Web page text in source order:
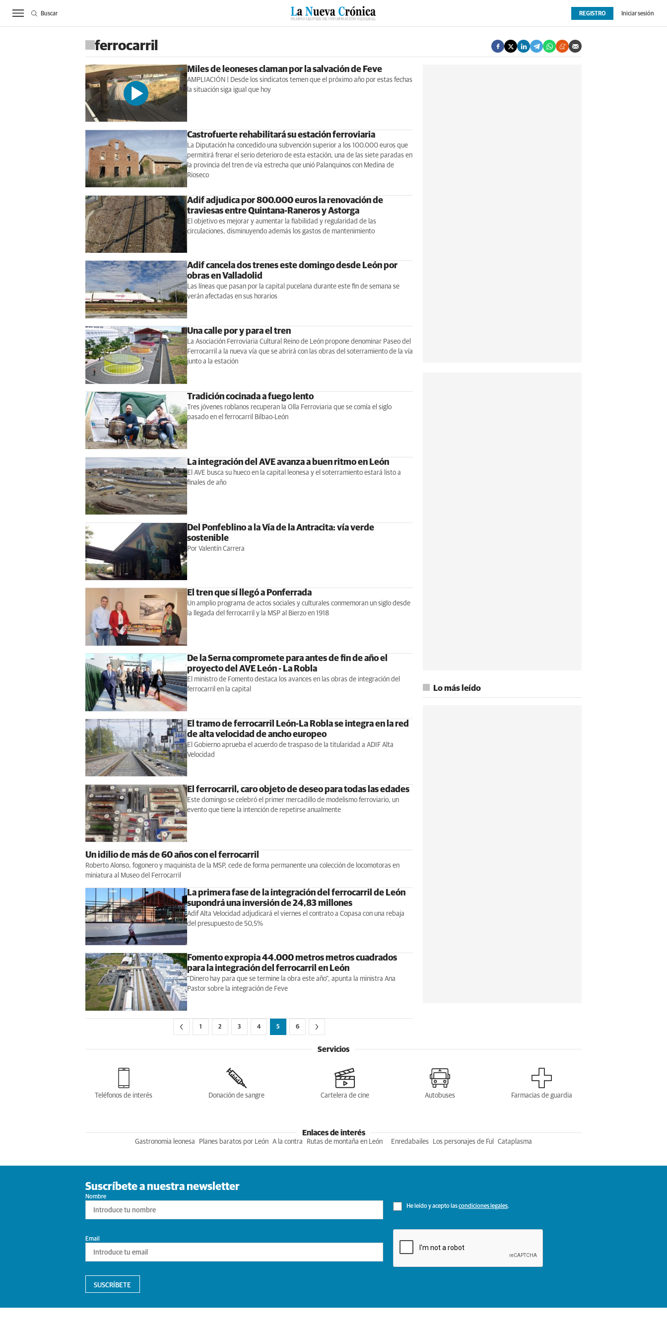
ACTUALIDAD BIERZO SUCESOS CULTURAS ESPECIALES DEPORTES OPINIÓN EXTRAS
REGISTRO Iniciar sesión
Buscar
ferrocarril
Miles de leoneses claman por la salvación de Feve
AMPLIACIÓN | Desde los sindicatos temen que el próximo año por estas fechas
la situación siga igual que hoy
Castrofuerte rehabilitará su estación ferroviaria
La Diputación ha concedido una subvención superior a los 100.000 euros que
permitirá frenar el serio deterioro de esta estación, una de las siete paradas en
la provincia del tren de vía estrecha que unió Palanquinos con Medina de
Rioseco
Adif adjudica por 800.000 euros la renovación de
traviesas entre Quintana-Raneros y Astorga
El objetivo es mejorar y aumentar la fiabilidad y regularidad de las
circulaciones, disminuyendo además los gastos de mantenimiento
Adif cancela dos trenes este domingo desde León por
obras en Valladolid
Las líneas que pasan por la capital pucelana durante este fin de semana se
verán afectadas en sus horarios
Una calle por y para el tren
La Asociación Ferroviaria Cultural Reino de León propone denominar Paseo del
Ferrocarril a la nueva vía que se abrirá con las obras del soterramiento de la vía
junto a la estación
Tradición cocinada a fuego lento
Tres jóvenes roblanos recuperan la Olla Ferroviaria que se comía el siglo
pasado en el ferrocarril Bilbao-León
La integración del AVE avanza a buen ritmo en León
El AVE busca su hueco en la capital leonesa y el soterramiento estará listo a
finales de año
Del Ponfeblino a la Vía de la Antracita: vía verde
sostenible
Por Valentín Carrera
El tren que sí llegó a Ponferrada
Un amplio programa de actos sociales y culturales conmemoran un siglo desde
la llegada del ferrocarril y la MSP al Bierzo en 1918
De la Serna compromete para antes de fin de año el
proyecto del AVE León - La Robla
El ministro de Fomento destaca los avances en las obras de integración del
ferrocarril en la capital
El tramo de ferrocarril León-La Robla se integra en la red
de alta velocidad de ancho europeo
El Gobierno aprueba el acuerdo de traspaso de la titularidad a ADIF Alta
Velocidad
El ferrocarril, caro objeto de deseo para todas las edades
Este domingo se celebró el primer mercadillo de modelismo ferroviario, un
evento que tiene la intención de repetirse anualmente
Un idilio de más de 60 años con el ferrocarril
Roberto Alonso, fogonero y maquinista de la MSP, cede de forma permanente una colección de locomotoras en
miniatura al Museo del Ferrocarril
La primera fase de la integración del ferrocarril de León
supondrá una inversión de 24,83 millones
Adif Alta Velocidad adjudicará el viernes el contrato a Copasa con una rebaja
del presupuesto de 50,5%
Fomento expropia 44.000 metros metros cuadrados
para la integración del ferrocarril en León
"Dinero hay para que se termine la obra este año", apunta la ministra Ana
Pastor sobre la integración de Feve
1 2 3 4 5 6
Lo más leído
Servicios
Teléfonos de interés Donación de sangre Cartelera de cine Autobuses Farmacias de guardia
Enlaces de interés
Gastronomia leonesa Planes baratos por León A la contra Rutas de montaña en León Enredabailes Los personajes de Ful Cataplasma
Suscríbete a nuestra newsletter
Nombre
He leído y acepto lascondiciones legales.
Email
SUSCRÍBETE